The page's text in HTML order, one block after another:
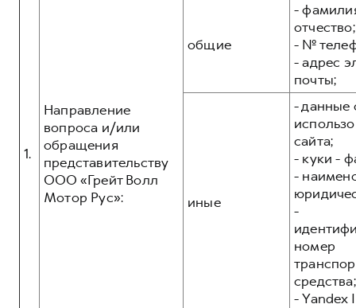
Коллекция Базовая
Коллекция Детская
1.
Направление
вопроса и/или
обращения
представительству
ООО «Грейт Волл
Мотор Рус»:
общие
-
отчество;
- №
- адрес
почты;
иные
- данные
сайта;
- куки -
-
-
номер
средства;
- Yandex